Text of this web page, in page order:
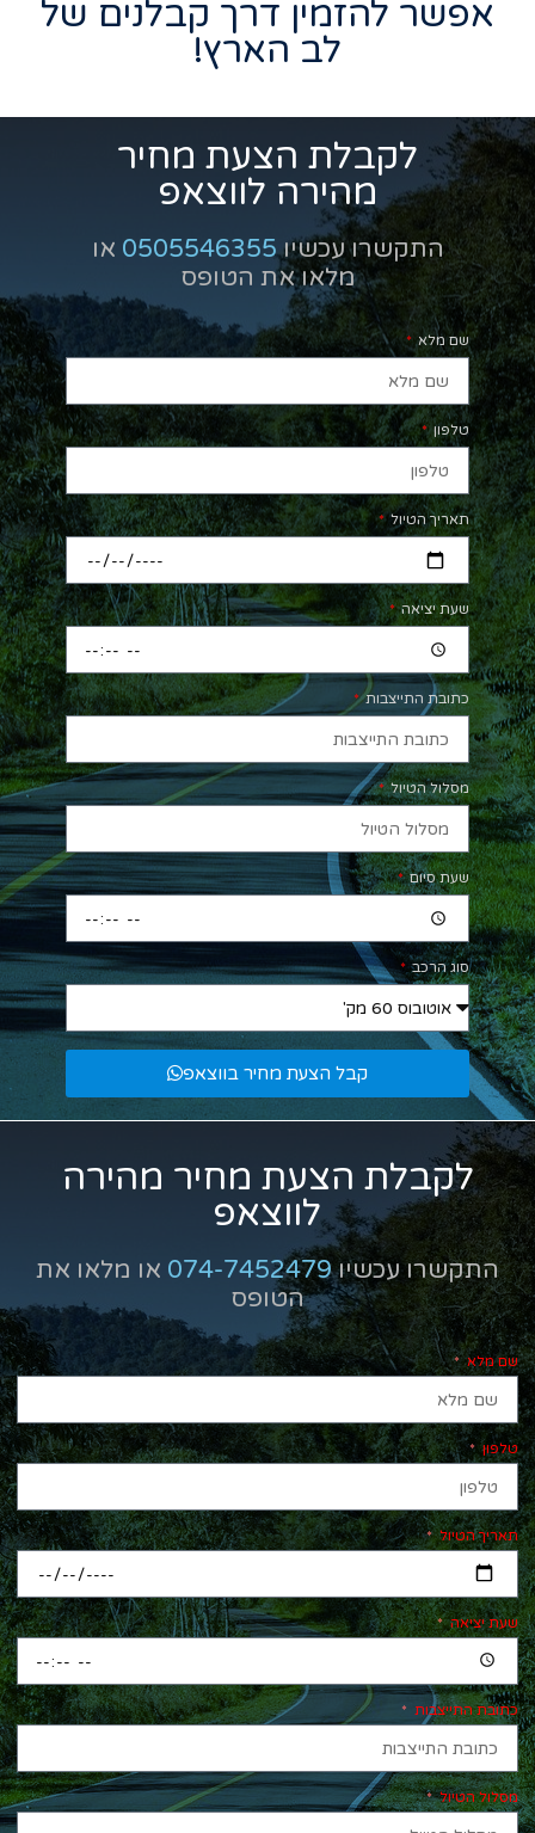
אפשר להזמין דרך קבלנים של
לב הארץ!
לקבלת הצעת מחיר
מהירה לווצאפ
התקשרו עכשיו0505546355 או
מלאו את הטופס
שם מלא
טלפון
תאריך הטיול
שעת יציאה
כתובת התייצבות
מסלול הטיול
שעת סיום
סוג הרכב
קבל הצעת מחיר בווצאפ
לקבלת הצעת מחיר מהירה
לווצאפ
התקשרו עכשיו074-7452479 או מלאו את
הטופס
שם מלא
טלפון
תאריך הטיול
שעת יציאה
כתובת התייצבות
מסלול הטיול